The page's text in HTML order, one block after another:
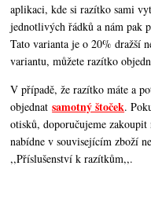
aplikaci, kde si razítko sami
jednotlivých řádků a nám pak
Tato varianta je o 20% dražší
variantu, můžete razítko
V případě, že razítko máte a
objednatsamotný štoček.
otisků, doporučujeme
nabídne v souvisejícím zboží
,,Příslušenství k razítkům,,.